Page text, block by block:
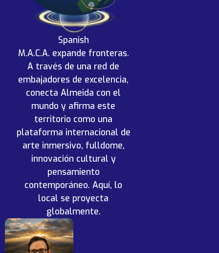
Spanish
M.A.C.A. expande fronteras.
A través de una red de
embajadores de excelencia,
conecta Almeida con el
mundo y afirma este
territorio como una
plataforma internacional de
arte inmersivo, fulldome,
innovación cultural y
pensamiento
contemporáneo. Aquí, lo
local se proyecta
globalmente.